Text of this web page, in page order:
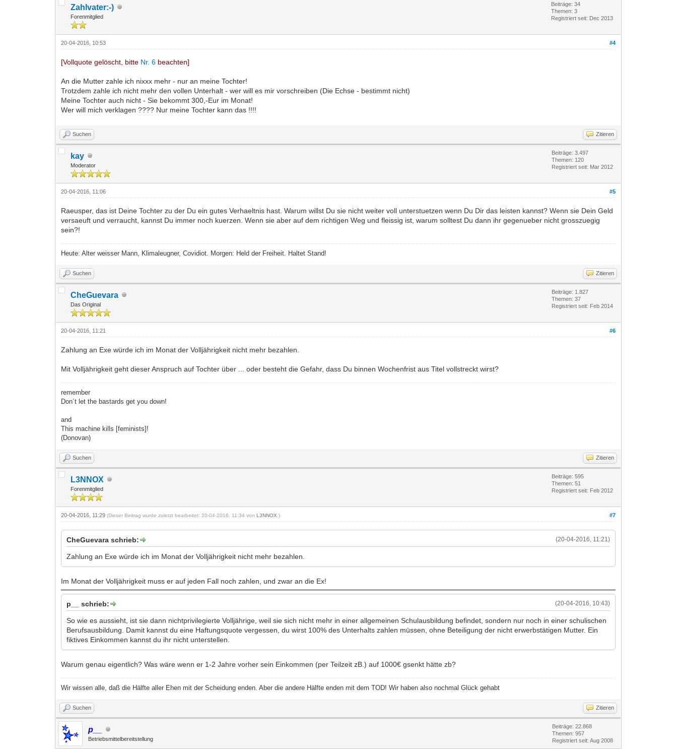
Zahlvater:-)
Forenmitglied
Beiträge: 34
Themen: 3
Registriert seit: Dec 2013
#4
20-04-2016, 10:53
[Vollquote gelöscht, bitte Nr. 6 beachten]
An die Mutter zahle ich nixxx mehr - nur an meine Tochter!
Trotzdem zahle ich nicht mehr den vollen Unterhalt - wer will es mir vorschreiben (Die Echse - bestimmt nicht)
Meine Tochter auch nicht - Sie bekommt 300,-Eur im Monat!
Wer will mich verklagen ???? Nur meine Tochter kann das !!!!
Suchen Zitieren
kay
Moderator
Beiträge: 3.497
Themen: 120
Registriert seit: Mar 2012
#5
20-04-2016, 11:06
Raeusper, das ist Deine Tochter zu der Du ein gutes Verhaeltnis hast. Warum willst Du sie nicht weiter voll unterstuetzen wenn Du Dir das leisten kannst? Wenn sie Dein Geld
versaeuft und verraucht, kannst Du immer noch kuerzen. Wenn sie aber auf dem richtigen Weg und fleissig ist, warum solltest Du dann ihr gegenueber nicht grosszuegig
sein?!
Heute: Alter weisser Mann, Klimaleugner, Covidiot. Morgen: Held der Freiheit. Haltet Stand!
Suchen Zitieren
CheGuevara
Das Original
Beiträge: 1.827
Themen: 37
Registriert seit: Feb 2014
#6
20-04-2016, 11:21
Zahlung an Exe würde ich im Monat der Volljährigkeit nicht mehr bezahlen.
Mit Volljährigkeit geht dieser Anspruch auf Tochter über ... oder besteht die Gefahr, dass Du binnen Wochenfrist aus Titel vollstreckt wirst?
remember
Don´t let the bastards get you down!
and
This machine kills [feminists]!
(Donovan)
Suchen Zitieren
L3NNOX
Forenmitglied
Beiträge: 595
Themen: 51
Registriert seit: Feb 2012
#7
20-04-2016, 11:29(Dieser Beitrag wurde zuletzt bearbeitet: 20-04-2016, 11:34 vonL3NNOX .)
(20-04-2016, 11:21)
CheGuevara schrieb:
Zahlung an Exe würde ich im Monat der Volljährigkeit nicht mehr bezahlen.
Im Monat der Volljährigkeit muss er auf jeden Fall noch zahlen, und zwar an die Ex!
(20-04-2016, 10:43)
p__ schrieb:
So wie es aussieht, ist sie dann nichtprivilegierte Volljährige, weil sie sich nicht mehr in einer allgemeinen Schulausbildung befindet, sondern nur noch in einer schulischen
Berufsausbildung. Damit kannst du eine Haftungsquote vergessen, du wirst 100% des Unterhalts zahlen müssen, ohne Beteiligung der nicht erwerbstätigen Mutter. Ein
fiktives Einkommen kannst du ihr nicht unterstellen.
Warum genau eigentlich? Was wäre wenn er 1-2 Jahre vorher sein Einkommen (per Teilzeit zB.) auf 1000€ gsenkt hätte zb?
Wir wissen alle, daß die Hälfte aller Ehen mit der Scheidung enden. Aber die andere Hälfte enden mit dem TOD! Wir haben also nochmal Glück gehabt
Suchen Zitieren
p__
Betriebsmittelbereitstellung
Beiträge: 22.868
Themen: 957
Registriert seit: Aug 2008